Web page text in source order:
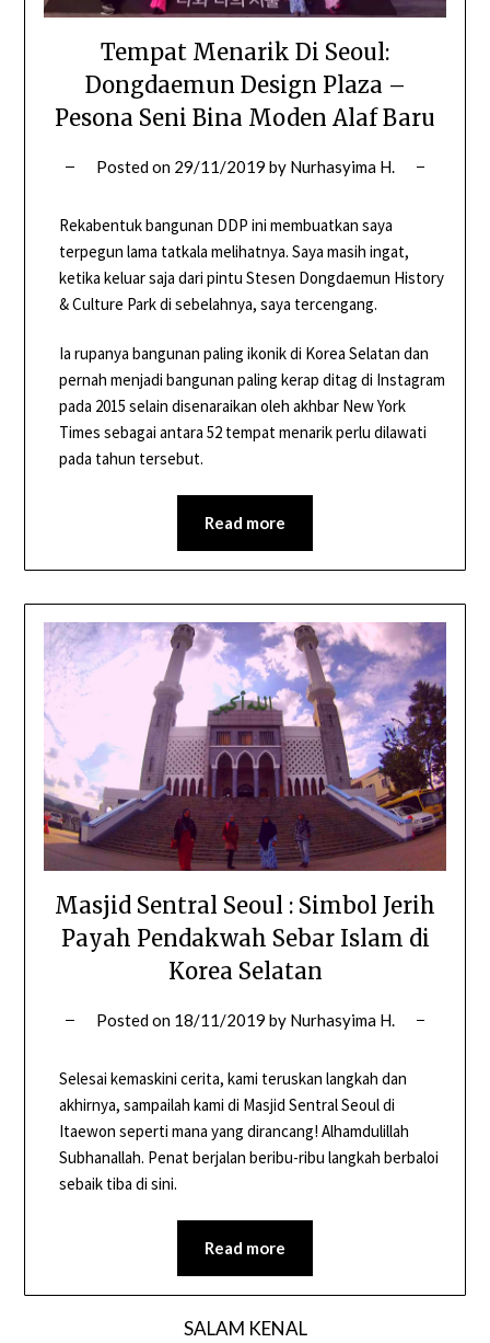
Tempat Menarik Di Seoul:
Dongdaemun Design Plaza –
Pesona Seni Bina Moden Alaf Baru
Posted on 29/11/2019 by Nurhasyima H.
Rekabentuk bangunan DDP ini membuatkan saya
terpegun lama tatkala melihatnya. Saya masih ingat,
ketika keluar saja dari pintu Stesen Dongdaemun History
& Culture Park di sebelahnya, saya tercengang.
Ia rupanya bangunan paling ikonik di Korea Selatan dan
pernah menjadi bangunan paling kerap ditag di Instagram
pada 2015 selain disenaraikan oleh akhbar New York
Times sebagai antara 52 tempat menarik perlu dilawati
pada tahun tersebut.
Read more
Masjid Sentral Seoul : Simbol Jerih
Payah Pendakwah Sebar Islam di
Korea Selatan
Posted on 18/11/2019 by Nurhasyima H.
Selesai kemaskini cerita, kami teruskan langkah dan
akhirnya, sampailah kami di Masjid Sentral Seoul di
Itaewon seperti mana yang dirancang! Alhamdulillah
Subhanallah. Penat berjalan beribu-ribu langkah berbaloi
sebaik tiba di sini.
Read more
SALAM KENAL